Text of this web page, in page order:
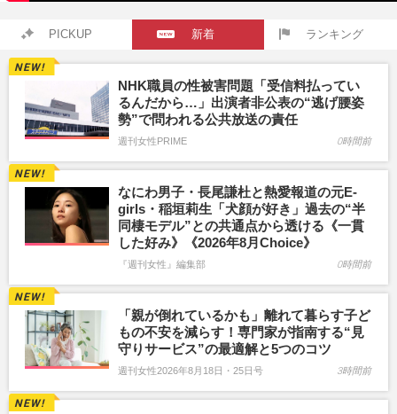
PICKUP 新着 ランキング
NHK職員の性被害問題「受信料払ってい
るんだから…」出演者非公表の“逃げ腰姿
勢”で問われる公共放送の責任
週刊女性PRIME 0時間前
なにわ男子・長尾謙杜と熱愛報道の元E-
girls・稲垣莉生「犬顔が好き」過去の“半
同棲モデル”との共通点から透ける《一貫
した好み》《2026年8月Choice》
『週刊女性』編集部 0時間前
「親が倒れているかも」離れて暮らす子ど
もの不安を減らす！専門家が指南する“見
守りサービス”の最適解と5つのコツ
週刊女性2026年8月18日・25日号 3時間前